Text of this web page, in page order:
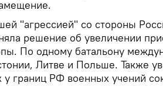
"агрессией" со стороны
решение об увеличении
По одному батальону
Литве и Польше. Также
у границ РФ военных учений